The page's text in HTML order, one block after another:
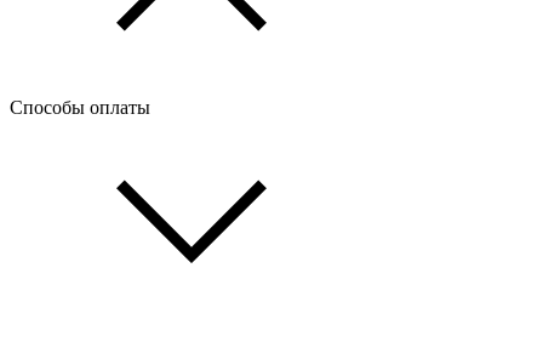
Способы оплаты